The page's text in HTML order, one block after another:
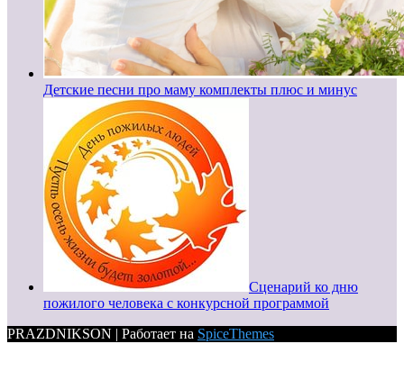
Детские песни про маму комплекты плюс и минус
Сценарий ко дню
пожилого человека с конкурсной программой
PRAZDNIKSON | Работает на SpiceThemes